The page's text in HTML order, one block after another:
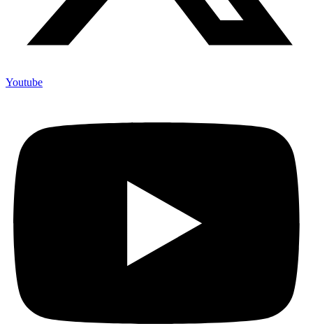
Youtube